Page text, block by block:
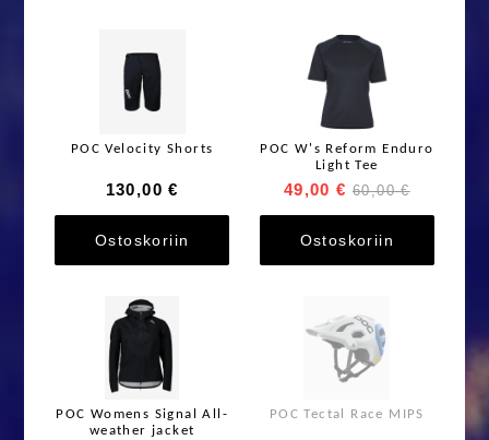
POC Velocity Shorts
130,00 €
Ostoskoriin
POC W's Reform Enduro
Light Tee
49,00 € 60,00 €
Ostoskoriin
POC Womens Signal All-
weather jacket
POC Tectal Race MIPS